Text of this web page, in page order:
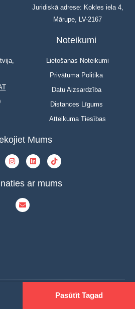
Pasūtīt Tagad
Juridiskā adrese: Kokles iela 4,
Mārupe, LV-2167
Noteikumi
Lietošanas Noteikumi
Privātuma Politika
Datu Aizsardzība
Distances Līgums
Atteikuma Tiesības
Mums
ar mums
Rights Reserved | Powered by INOVAT